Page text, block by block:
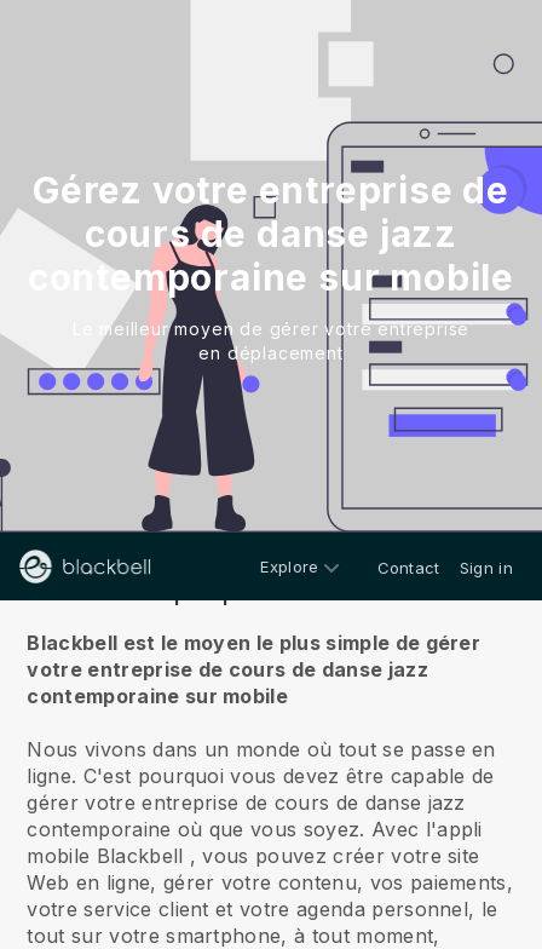
Gérez votre entreprise de
cours de danse jazz
contemporaine sur mobile
Le meilleur moyen de gérer votre entreprise
en déplacement
Explore Contact Sign in
Blackbell est le moyen le plus simple de gérer
votre entreprise de cours de danse jazz
contemporaine sur mobile
Nous vivons dans un monde où tout se passe en
ligne. C'est pourquoi vous devez être capable de
gérer votre entreprise de cours de danse jazz
contemporaine où que vous soyez. Avec l'appli
mobile Blackbell , vous pouvez créer votre site
Web en ligne, gérer votre contenu, vos paiements,
votre service client et votre agenda personnel, le
tout sur votre smartphone, à tout moment,